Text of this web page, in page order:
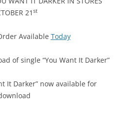
21 st
Available Today
of single “You Want It Darker”
It Darker” now available for